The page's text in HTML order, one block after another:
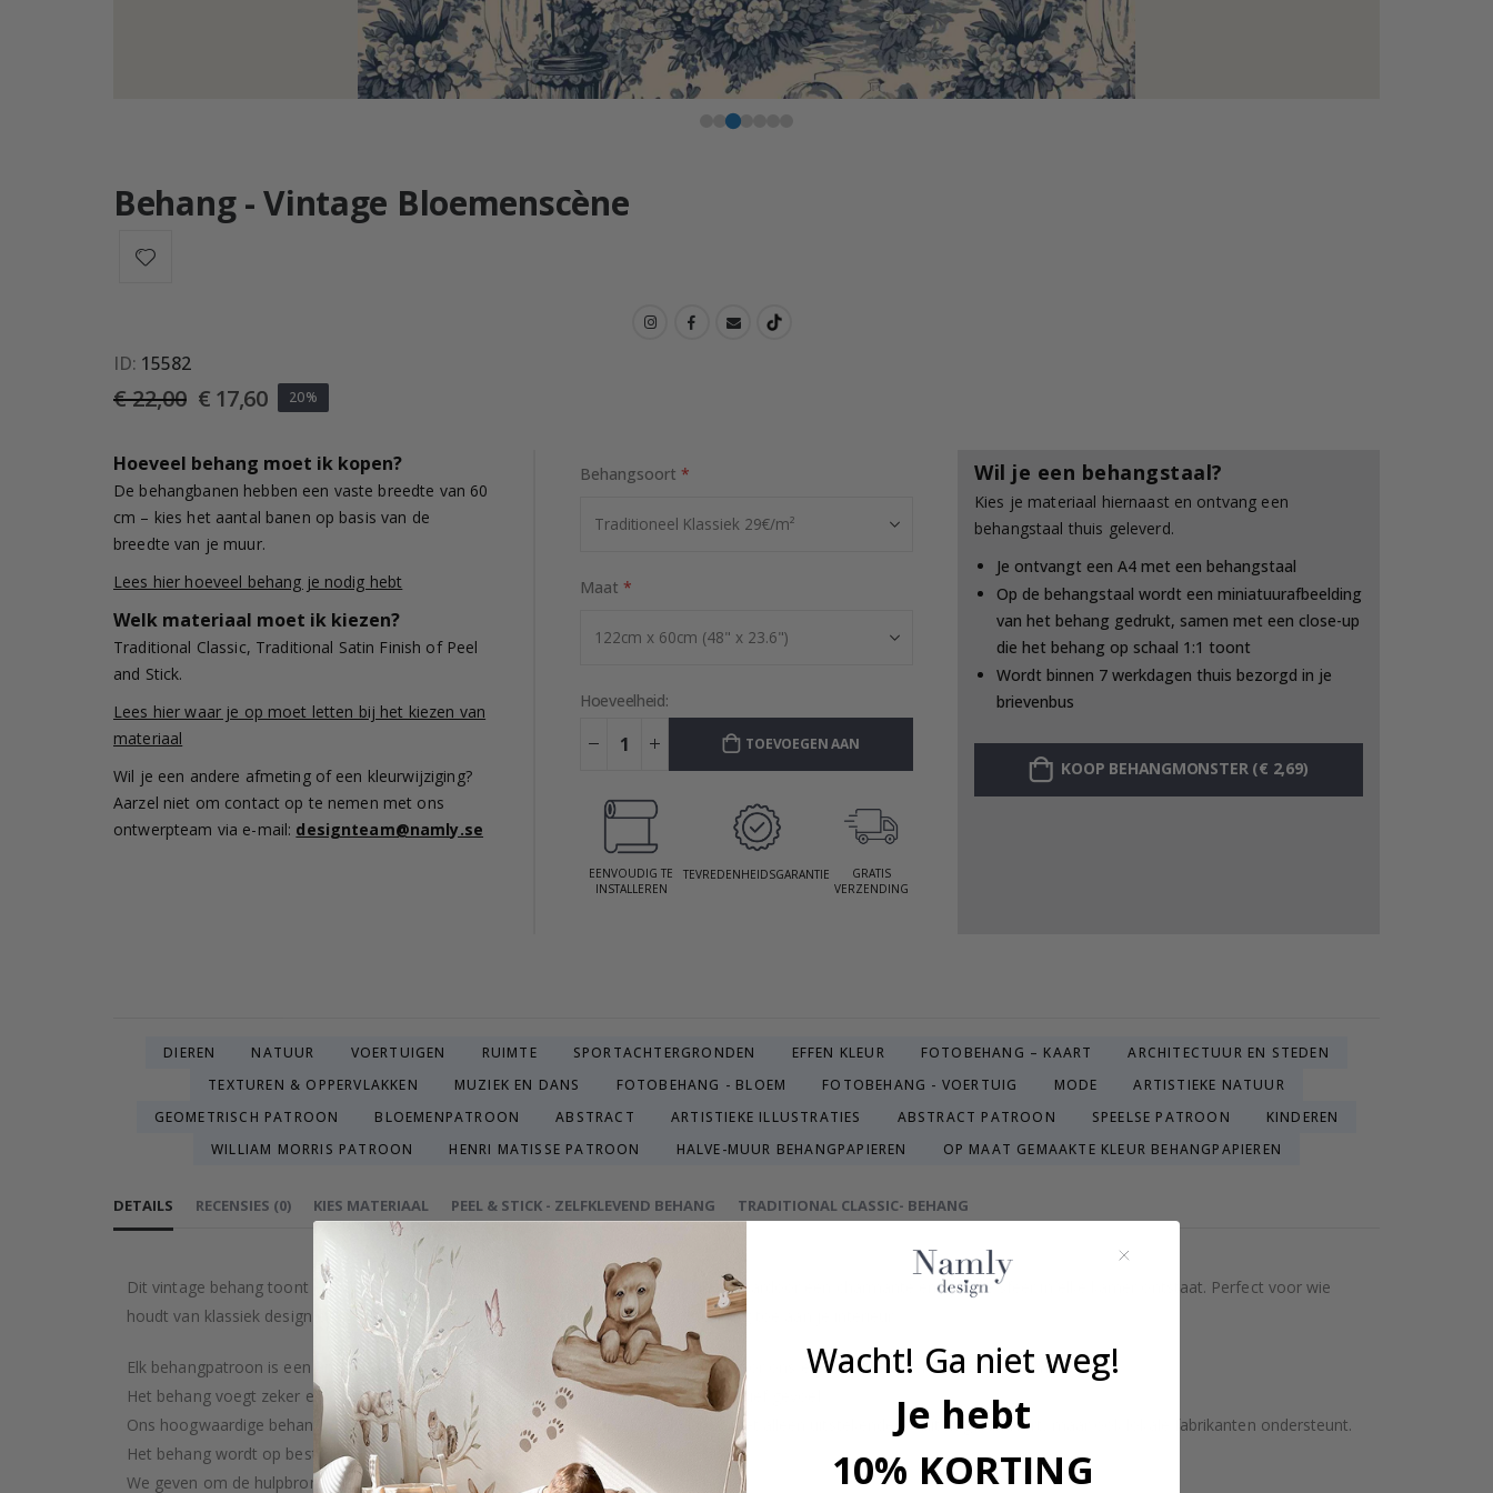
Behang - Vintage Bloemenscène
ID 15582
€ 22,00 € 17,60 20%
Hoeveel behang moet ik kopen?
De behangbanen hebben een vaste breedte van 60
cm – kies het aantal banen op basis van de
breedte van je muur.
Lees hier hoeveel behang je nodig hebt
Welk materiaal moet ik kiezen?
Traditional Classic, Traditional Satin Finish of Peel
and Stick.
Lees hier waar je op moet letten bij het kiezen van
materiaal
Wil je een andere afmeting of een kleurwijziging?
Aarzel niet om contact op te nemen met ons
ontwerpteam via e-mail: designteam@namly.se
Behangsoort
Maat
Hoeveelheid:
TOEVOEGEN AAN
EENVOUDIG TE
INSTALLEREN
TEVREDENHEIDSGARANTIE
GRATIS
VERZENDING
Wil je een behangstaal?
Kies je materiaal hiernaast en ontvang een
behangstaal thuis geleverd.
Je ontvangt een A4 met een behangstaal
Op de behangstaal wordt een miniatuurafbeelding
van het behang gedrukt, samen met een close-up
die het behang op schaal 1:1 toont
Wordt binnen 7 werkdagen thuis bezorgd in je
brievenbus
KOOP BEHANGMONSTER (€ 2,69)
DIEREN NATUUR VOERTUIGEN RUIMTE SPORTACHTERGRONDEN EFFEN KLEUR FOTOBEHANG – KAART
ARCHITECTUUR EN STEDEN
TEXTUREN & OPPERVLAKKEN
MUZIEK EN DANS FOTOBEHANG - BLOEM FOTOBEHANG - VOERTUIG MODE
ARTISTIEKE NATUUR
GEOMETRISCH PATROON
BLOEMENPATROON ABSTRACT ARTISTIEKE ILLUSTRATIES ABSTRACT PATROON SPEELSE PATROON
KINDEREN
WILLIAM MORRIS PATROON
HENRI MATISSE PATROON HALVE-MUUR BEHANGPAPIEREN OP MAAT GEMAAKTE KLEUR BEHANGPAPIEREN
DETAILS
Dit vintage behang toont een elegante bloemenscène met een historische setting, waardoor een charmante en tijdloze sfeer in elke kamer ontstaat. Perfect voor wie
houdt van klassiek design en ingewikkelde details. Behang voegt een vleugje verfijning toe aan je interieur.
Elk behangpatroon is een artistieke creatie, zorgvuldig geselecteerd of vervaardigd door ons eigen getalenteerde ontwerpteam.
Het behang voegt zeker een vleugje luxe toe aan je huis en geeft je muren een exclusief gevoel.
Ons hoogwaardige behang wordt met zorg en precisie in Zweden vervaardigd, wat niet alleen uitstekende kwaliteit garandeert, maar ook lokale fabrikanten ondersteunt.
Het behang wordt op bestelling gemaakt na je aankoop.
We geven om de hulpbronnen van de aarde en streven naar een duurzame omgeving.
RECENSIES (0) KIES MATERIAAL PEEL & STICK - ZELFKLEVEND BEHANG TRADITIONAL CLASSIC- BEHANG
Wacht! Ga niet weg!
Je hebt
10% KORTING